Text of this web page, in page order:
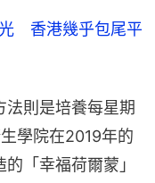
　香港幾乎包尾平
法則是培養每星期
學院在2019年的
「幸福荷爾蒙」